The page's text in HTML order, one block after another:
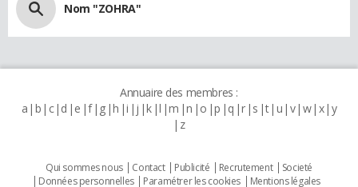
Nom "ZOHRA"
Annuaire des membres :
a b c d e f g h i j k l m n o p q r s t u v w x y
z
Qui sommes nous Contact Publicité Recrutement
Societé
Données personnelles
Paramétrer les cookies Mentions légales